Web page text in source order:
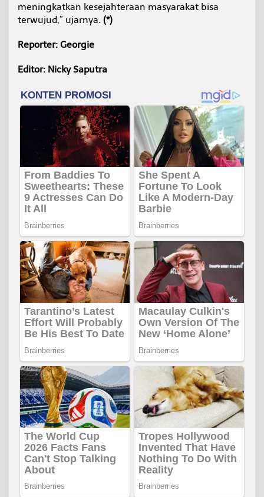
meningkatkan kesejahteraan masyarakat bisa
terwujud,” ujarnya. (*)
Reporter: Georgie
Editor: Nicky Saputra